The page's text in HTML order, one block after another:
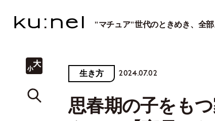
"マチュア"世代のときめき、全部
生き方 2024.07.02
思春期の子をも